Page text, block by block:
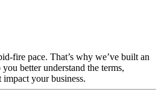
fire pace. That’s why we’ve built an
better understand the terms,
impact your business.